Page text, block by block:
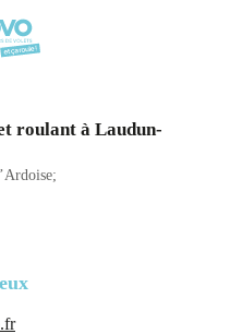
roulant à Laudun-